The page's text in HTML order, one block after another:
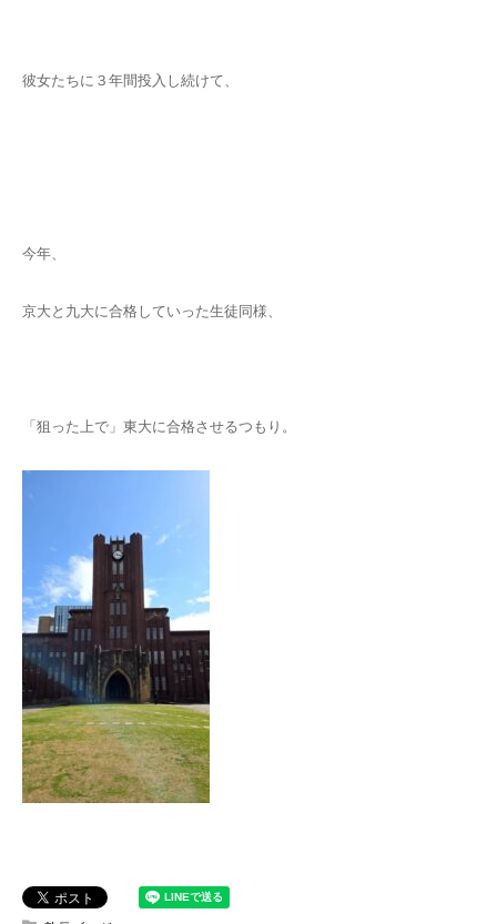
彼女たちに３年間投入し続けて、
今年、
京大と九大に合格していった生徒同様、
「狙った上で」東大に合格させるつもり。